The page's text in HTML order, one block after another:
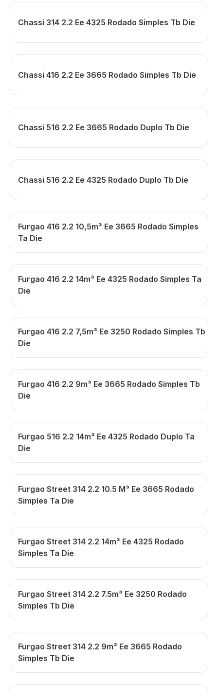
Chassi 314 2.2 Ee 4325 Rodado Simples Tb Die
Chassi 416 2.2 Ee 3665 Rodado Simples Tb Die
Chassi 516 2.2 Ee 3665 Rodado Duplo Tb Die
Chassi 516 2.2 Ee 4325 Rodado Duplo Tb Die
Furgao 416 2.2 10,5m³ Ee 3665 Rodado Simples
Ta Die
Furgao 416 2.2 14m³ Ee 4325 Rodado Simples Ta
Die
Furgao 416 2.2 7,5m³ Ee 3250 Rodado Simples Tb
Die
Furgao 416 2.2 9m³ Ee 3665 Rodado Simples Tb
Die
Furgao 516 2.2 14m³ Ee 4325 Rodado Duplo Ta
Die
Furgao Street 314 2.2 10.5 M³ Ee 3665 Rodado
Simples Ta Die
Furgao Street 314 2.2 14m³ Ee 4325 Rodado
Simples Ta Die
Furgao Street 314 2.2 7.5m³ Ee 3250 Rodado
Simples Tb Die
Furgao Street 314 2.2 9m³ Ee 3665 Rodado
Simples Tb Die